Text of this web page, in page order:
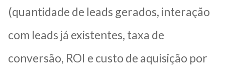
(quantidade de leads gerados, interação
com leads já existentes, taxa de
conversão, ROI e custo de aquisição por